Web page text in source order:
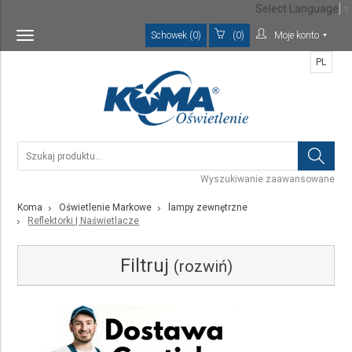
Toggle
navigation
Schowek (0) (0) Moje konto
Wyszukiwanie zaawansowane
PL
Koma Oświetlenie Markowe
lampy zewnętrzne
Reflektorki | Naświetlacze
Filtruj (rozwiń)
Kategoria
Select Language